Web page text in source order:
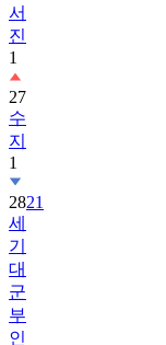
서
진
1
27
수
지
1
2821
세
기
대
군
부
인